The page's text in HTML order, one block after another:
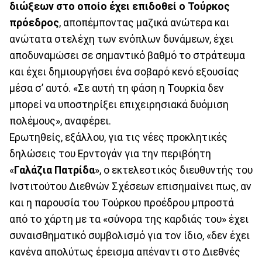
διώξεων στο οποίο έχει επιδοθεί ο Τούρκος
πρόεδρος, αποπέμποντας μαζικά ανώτερα και
ανώτατα στελέχη των ενόπλων δυνάμεων, έχει
αποδυναμώσει σε σημαντικό βαθμό το στράτευμα
και έχει δημιουργήσει ένα σοβαρό κενό εξουσίας
μέσα σ’ αυτό. «Σε αυτή τη φάση η Τουρκία δεν
μπορεί να υποστηρίξει επιχειρησιακά δυόμιση
πολέμους», αναφέρει.
Ερωτηθείς, εξάλλου, για τις νέες προκλητικές
δηλώσεις του Ερντογάν για την περιβόητη
«Γαλάζια Πατρίδα», ο εκτελεστικός διευθυντής του
Ινστιτούτου Διεθνών Σχέσεων επισημαίνει πως, αν
και η παρουσία του Τούρκου προέδρου μπροστά
από το χάρτη με τα «σύνορα της καρδιάς του» έχει
συναισθηματικό συμβολισμό για τον ίδιο, «δεν έχει
κανένα απολύτως έρεισμα απέναντι στο Διεθνές